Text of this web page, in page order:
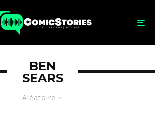
Aléatoire
BEN
SEARS